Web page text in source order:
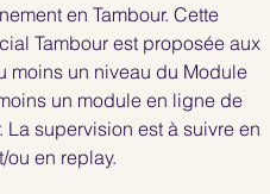
en Tambour. Cette
Tambour est proposée aux
moins un niveau du Module
un module en ligne de
La supervision est à suivre en
ou en replay.